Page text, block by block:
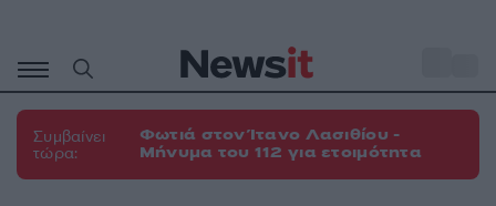
περιεχόμενο
Συμβαίνει
τώρα:
Φωτιά στον Ίτανο Λασιθίου -
Μήνυμα του 112 για ετοιμότητα